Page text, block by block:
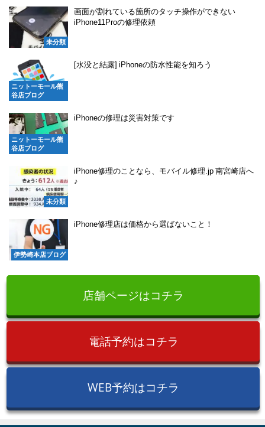
未分類
画面が割れている箇所のタッチ操作ができない
iPhone11Proの修理依頼
ニットーモール熊
谷店ブログ
[水没と結露] iPhoneの防水性能を知ろう
ニットーモール熊
谷店ブログ
iPhoneの修理は災害対策です
未分類
iPhone修理のことなら、モバイル修理.jp 南宮崎店へ
♪
伊勢崎本店ブログ
iPhone修理店は価格から選ばないこと！
店舗ページはコチラ
電話予約はコチラ
WEB予約はコチラ